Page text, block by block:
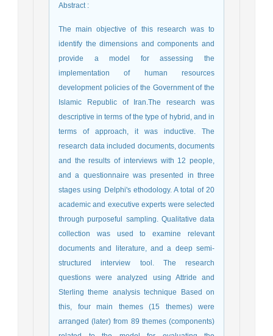
Abstract:
The main objective of this research was to
identify the dimensions and components and
provide a model for assessing the
implementation of human resources
development policies of the Government of the
Islamic Republic of Iran.The research was
descriptive in terms of the type of hybrid, and in
terms of approach, it was inductive. The
research data included documents, documents
and the results of interviews with 12 people,
and a questionnaire was presented in three
stages using Delphi's ethodology. A total of 20
academic and executive experts were selected
through purposeful sampling. Qualitative data
collection was used to examine relevant
documents and literature, and a deep semi-
structured interview tool. The research
questions were analyzed using Attride and
Sterling theme analysis technique Based on
this, four main themes (15 themes) were
arranged (later) from 89 themes (components)